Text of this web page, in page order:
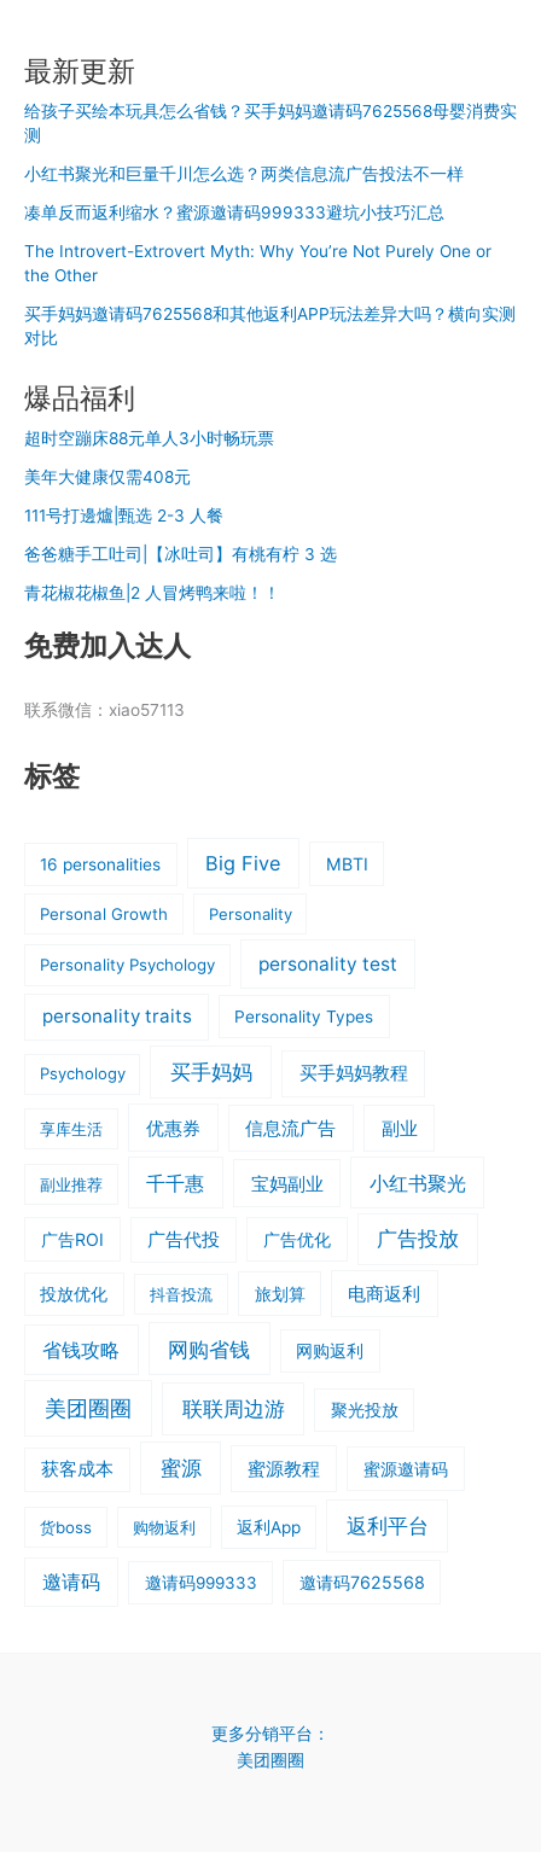
最新更新
给孩子买绘本玩具怎么省钱？买手妈妈邀请码7625568母婴消费实
测
小红书聚光和巨量千川怎么选？两类信息流广告投法不一样
凑单反而返利缩水？蜜源邀请码999333避坑小技巧汇总
The Introvert-Extrovert Myth: Why You’re Not Purely One or
the Other
买手妈妈邀请码7625568和其他返利APP玩法差异大吗？横向实测
对比
爆品福利
超时空蹦床88元单人3小时畅玩票
美年大健康仅需408元
111号打邊爐|甄选 2-3 人餐
爸爸糖手工吐司|【冰吐司】有桃有柠 3 选
青花椒花椒鱼|2 人冒烤鸭来啦！！
免费加入达人
联系微信：xiao57113
标签
16 personalities Big Five MBTI
Personal Growth Personality
Personality Psychology personality test
personality traits Personality Types
Psychology 买手妈妈 买手妈妈教程
享库生活 优惠券 信息流广告 副业
副业推荐 千千惠 宝妈副业 小红书聚光
广告ROI 广告代投 广告优化 广告投放
投放优化 抖音投流 旅划算 电商返利
省钱攻略 网购省钱 网购返利
美团圈圈 联联周边游 聚光投放
获客成本 蜜源 蜜源教程 蜜源邀请码
货boss 购物返利 返利App 返利平台
邀请码 邀请码999333 邀请码7625568
更多分销平台：
美团圈圈